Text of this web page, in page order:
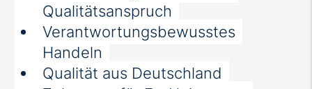
Qualitätsanspruch
Verantwortungsbewusstes
Handeln
Qualität aus Deutschland